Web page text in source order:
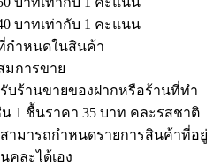
บาทเท่ากับ 1 คะแนน
กำหนดในสินค้า
มการขาย
บร้านขายของฝากหรือร้านที่ทำ
1 ชื้นราคา 35 บาท คละรสชาติ
สามารถกำหนดรายการสินค้าที่อยู่
ละได้เอง